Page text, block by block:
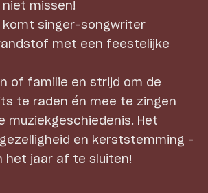
niet missen!
komt singer-songwriter
met een feestelijke
of familie en strijd om de
te raden én mee te zingen
Het
en kerststemming –
het jaar af te sluiten!